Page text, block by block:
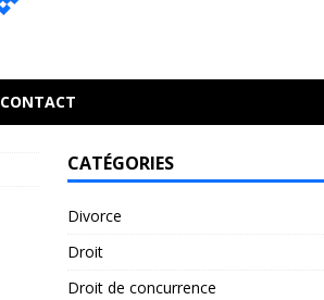
CONTACT
CATÉGORIES
Divorce
Droit
Droit de concurrence